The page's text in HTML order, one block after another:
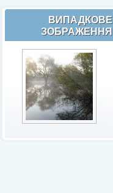
ВИПАДКОВЕ
ЗОБРАЖЕННЯ